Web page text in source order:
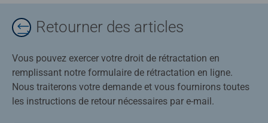
Retourner des articles
Vous pouvez exercer votre droit de rétractation en
remplissant notre formulaire de rétractation en ligne.
Nous traiterons votre demande et vous fournirons toutes
les instructions de retour nécessaires par e-mail.